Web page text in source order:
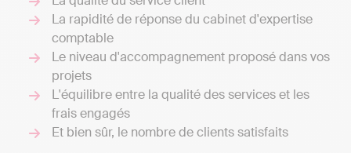
La rapidité de réponse du cabinet d'expertise
comptable
Le niveau d'accompagnement proposé dans vos
projets
L'équilibre entre la qualité des services et les
frais engagés
Et bien sûr, le nombre de clients satisfaits